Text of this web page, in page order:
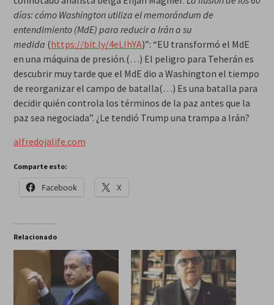
días: cómo Washington utiliza el memorándum de
entendimiento (MdE) para reducir a Irán a su
medida (https://bit.ly/4eLIhYA)”: “EU transformó el MdE
en una máquina de presión.(…) El peligro para Teherán es
descubrir muy tarde que el MdE dio a Washington el tiempo
de reorganizar el campo de batalla(…) Es una batalla para
decidir quién controla los términos de la paz antes que la
paz sea negociada”. ¿Le tendió Trump una trampa a Irán?
alfredojalife.com
Comparte esto:
Facebook X
Relacionado